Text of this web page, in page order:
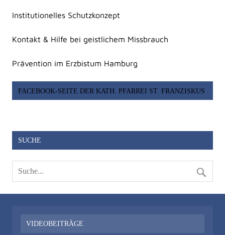
Institutionelles Schutzkonzept
Kontakt & Hilfe bei geistlichem Missbrauch
Prävention im Erzbistum Hamburg
FACEBOOK-SEITE DER KATH. PFARREI ST. FRANZISKUS
SUCHE
VIDEOBEITRÄGE